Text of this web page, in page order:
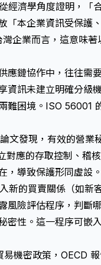
濟學角度證明，「
本企業資訊受保護
企業而言，這意味著
應鏈協作中，往往需
資訊未建立明確分級
難困境。ISO 56001
論文發現，有效的營業
應的存取控制、稽
，導致保護形同虛設。
新的買賣關係（如新
風險評估程序，判斷
密性。這一程序可嵌
機密政策，OECD